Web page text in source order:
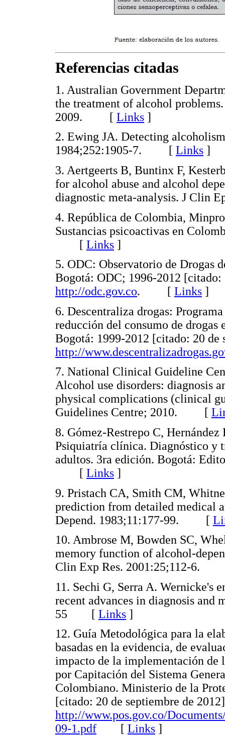
Referencias citadas
1. Australian Government
the treatment of alcohol
2009. [ Links ]
2. Ewing JA. Detecting
1984;252:1905-7. [ Links ]
3. Aertgeerts B, Buntinx F,
for alcohol abuse and alcohol
diagnostic meta-analysis. J
4. República de Colombia,
Sustancias psicoactivas en
[ Links ]
5. ODC: Observatorio de Drogas
Bogotá: ODC; 1996-2012
http://odc.gov.co. [ Links ]
6. Descentraliza drogas:
reducción del consumo de
Bogotá: 1999-2012 [citado: 20
http://
7. National Clinical Guideline
Alcohol use disorders: diagnosis
physical complications (clinical
Guidelines Centre; 2010. [
8. Gómez-Restrepo C,
Psiquiatría clínica. Diagnóstico y
adultos. 3ra edición. Bogotá:
[ Links ]
9. Pristach CA, Smith CM,
prediction from detailed medical
Depend. 1983;11:177-99. [
10. Ambrose M, Bowden SC,
memory function of alcohol-
Clin Exp Res. 2001:25;112-
11. Sechi G, Serra A. Wernicke's
recent advances in diagnosis and
55 [ Links ]
12. Guía Metodológica para la
basadas en la evidencia, de
impacto de la implementación de
por Capitación del Sistema
Colombiano. Ministerio de la
[citado: 20 de septiembre de
http://www.pos.gov.co/
09-1.pdf [ Links ]